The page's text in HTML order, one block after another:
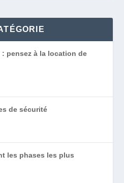
: pensez à la location de
de sécurité
les phases les plus